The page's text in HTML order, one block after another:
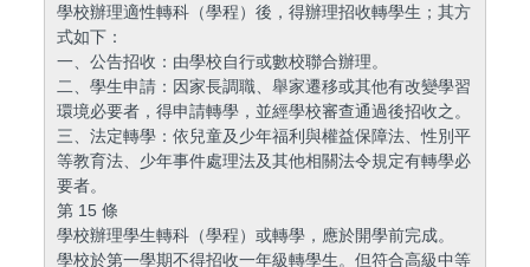
學校辦理適性轉科（學程）後，得辦理招收轉學生；其方
式如下：
一、公告招收：由學校自行或數校聯合辦理。
二、學生申請：因家長調職、舉家遷移或其他有改變學習
環境必要者，得申請轉學，並經學校審查通過後招收之。
三、法定轉學：依兒童及少年福利與權益保障法、性別平
等教育法、少年事件處理法及其他相關法令規定有轉學必
要者。
第 15 條
學校辦理學生轉科（學程）或轉學，應於開學前完成。
學校於第一學期不得招收一年級轉學生。但符合高級中等